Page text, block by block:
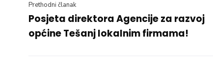
Prethodni članak
Posjeta direktora Agencije za razvoj
općine Tešanj lokalnim firmama!